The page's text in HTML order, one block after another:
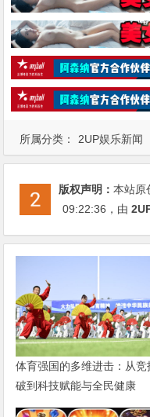
所属分类： 2UP娱乐新闻
版权声明：本站原
09:22:36 ，由
体育强国的多维进击：从竞
破到科技赋能与全民健康